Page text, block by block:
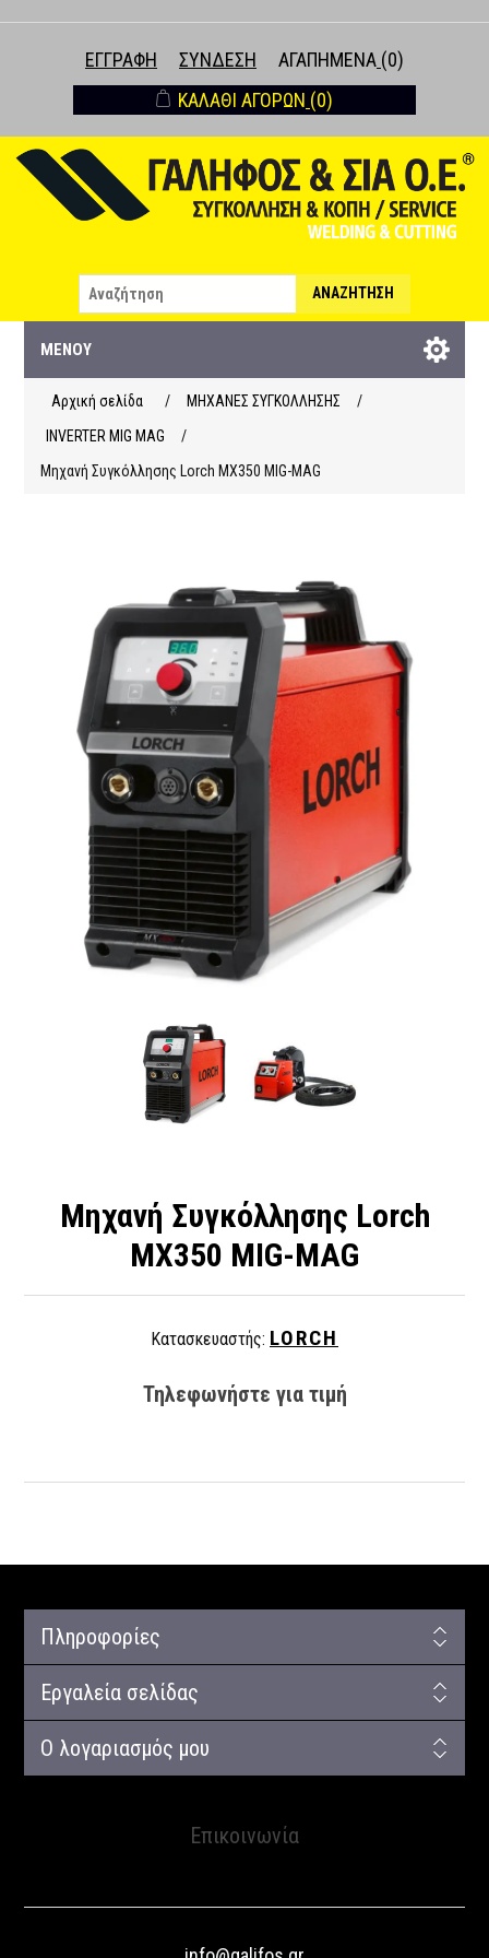
ΕΓΓΡΑΦΉ ΣΎΝΔΕΣΗ ΑΓΑΠΗΜΈΝΑ (0)
ΚΑΛΆΘΙ ΑΓΟΡΏΝ (0)
ΑΝΑΖΉΤΗΣΗ
ΜΕΝΟΎ
Αρχική σελίδα / ΜΗΧΑΝΕΣ ΣΥΓΚΟΛΛΗΣΗΣ
/
INVERTER MIG MAG
/
Μηχανή Συγκόλλησης Lorch MX350 MIG-MAG
Μηχανή Συγκόλλησης Lorch
MX350 MIG-MAG
Κατασκευαστής: LORCH
Τηλεφωνήστε για τιμή
Πληροφορίες
Εργαλεία σελίδας
Ο λογαριασμός μου
Επικοινωνία